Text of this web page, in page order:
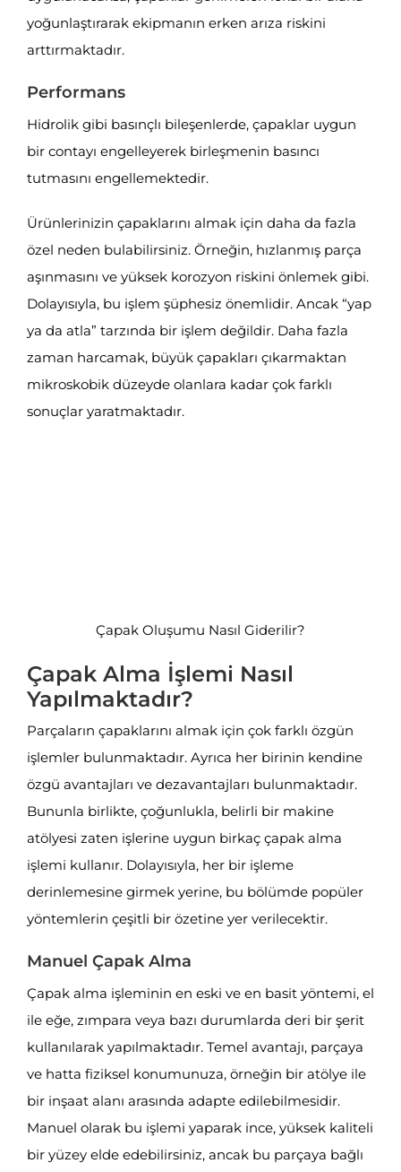
yoğunlaştırarak ekipmanın erken arıza riskini
arttırmaktadır.
Performans
Hidrolik gibi basınçlı bileşenlerde, çapaklar uygun
bir contayı engelleyerek birleşmenin basıncı
tutmasını engellemektedir.
Ürünlerinizin çapaklarını almak için daha da fazla
özel neden bulabilirsiniz. Örneğin, hızlanmış parça
aşınmasını ve yüksek korozyon riskini önlemek gibi.
Dolayısıyla, bu işlem şüphesiz önemlidir. Ancak “yap
ya da atla” tarzında bir işlem değildir. Daha fazla
zaman harcamak, büyük çapakları çıkarmaktan
mikroskobik düzeyde olanlara kadar çok farklı
sonuçlar yaratmaktadır.
Çapak Oluşumu Nasıl Giderilir?
Çapak Alma İşlemi Nasıl
Yapılmaktadır?
Parçaların çapaklarını almak için çok farklı özgün
işlemler bulunmaktadır. Ayrıca her birinin kendine
özgü avantajları ve dezavantajları bulunmaktadır.
Bununla birlikte, çoğunlukla, belirli bir makine
atölyesi zaten işlerine uygun birkaç çapak alma
işlemi kullanır. Dolayısıyla, her bir işleme
derinlemesine girmek yerine, bu bölümde popüler
yöntemlerin çeşitli bir özetine yer verilecektir.
Manuel Çapak Alma
Çapak alma işleminin en eski ve en basit yöntemi, el
ile eğe, zımpara veya bazı durumlarda deri bir şerit
kullanılarak yapılmaktadır. Temel avantajı, parçaya
ve hatta fiziksel konumunuza, örneğin bir atölye ile
bir inşaat alanı arasında adapte edilebilmesidir.
Manuel olarak bu işlemi yaparak ince, yüksek kaliteli
bir yüzey elde edebilirsiniz, ancak bu parçaya bağlı